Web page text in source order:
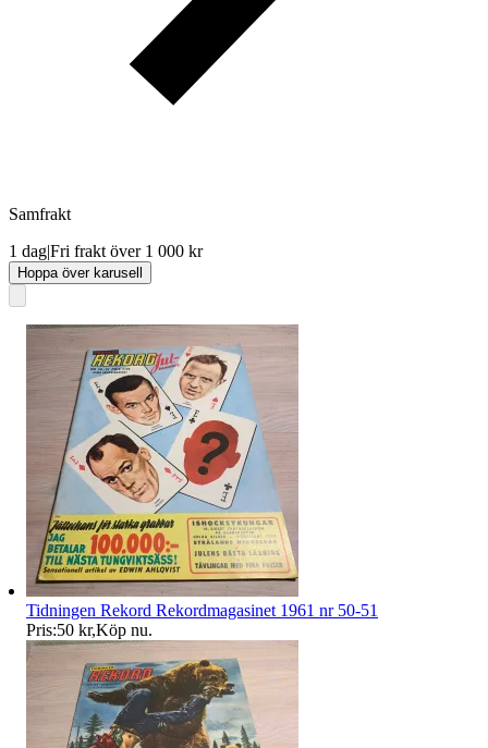
Samfrakt
1 dag|Fri frakt över 1 000 kr
Hoppa över karusell
Tidningen Rekord Rekordmagasinet 1961 nr 50-51
Pris:50 kr,Köp nu.